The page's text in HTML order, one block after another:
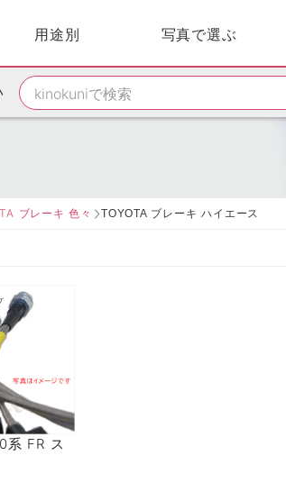
用途別 写真で選ぶ
ブレーキ 色々 TOYOTA ブレーキ ハイエース
系 FR ス